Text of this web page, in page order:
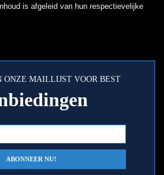
is afgeleid van hun respectievelijke
ONZE MAILLIJST VOOR BEST